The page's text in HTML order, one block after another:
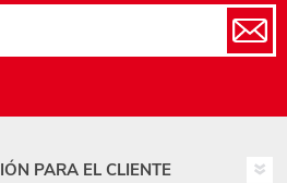
PARA EL CLIENTE